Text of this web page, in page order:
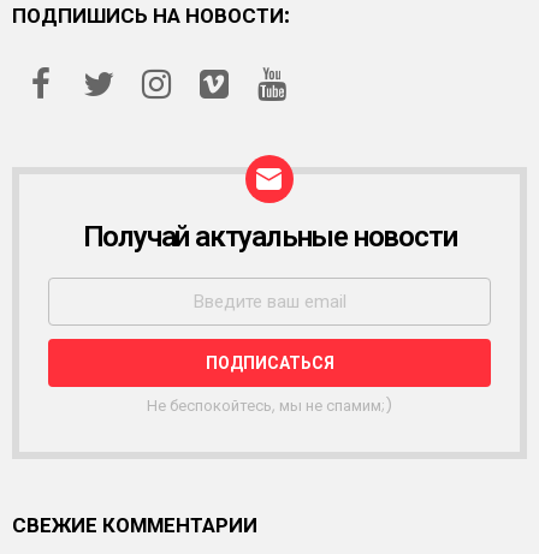
ПОДПИШИСЬ НА НОВОСТИ:
С
Ы
К
Получай актуальные новости
Не беспокойтесь, мы не спамим;)
СВЕЖИЕ КОММЕНТАРИИ